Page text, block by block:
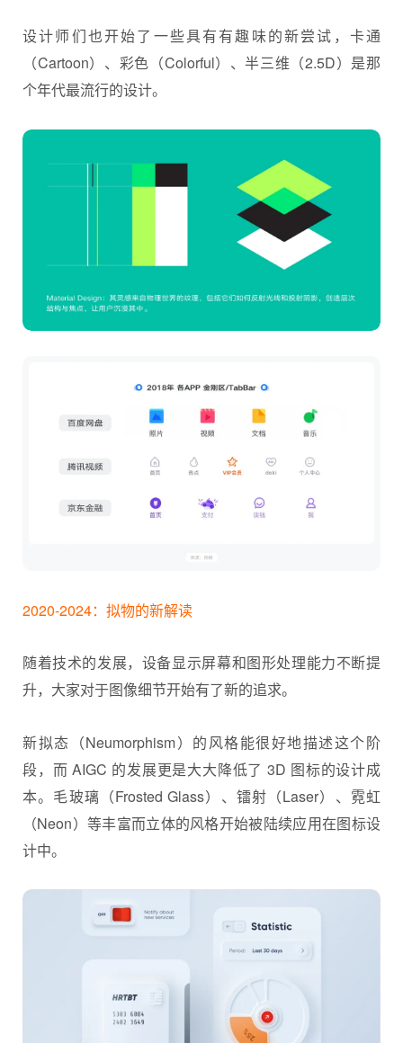
设计师们也开始了一些具有有趣味的新尝试，卡通
（Cartoon）、彩色（Colorful）、半三维（2.5D）是那
个年代最流行的设计。
2020-2024：拟物的新解读
随着技术的发展，设备显示屏幕和图形处理能力不断提
升，大家对于图像细节开始有了新的追求。
新拟态（Neumorphism）的风格能很好地描述这个阶
段，而 AIGC 的发展更是大大降低了 3D 图标的设计成
本。毛玻璃（Frosted Glass）、镭射（Laser）、霓虹
（Neon）等丰富而立体的风格开始被陆续应用在图标设
计中。